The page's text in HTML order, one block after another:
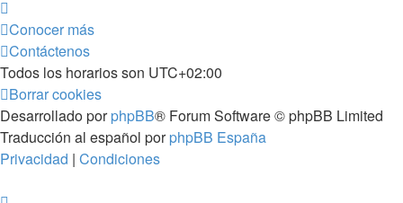
Conocer más
Contáctenos
Todos los horarios son UTC+02:00
Borrar cookies
Desarrollado porphpBB® Forum Software © phpBB Limited
Traducción al español porphpBB España
Privacidad | Condiciones